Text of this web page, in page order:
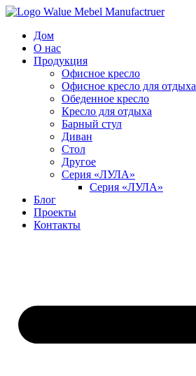
Перейти
содержимому
Дом
О нас
Продукция
Офисное кресло
Офисное кресло для отдыха
Обеденное кресло
Кресло для отдыха
Барный стул
Диван
Стол
Другое
Серия «ЛУЛА»
Серия «ЛУЛА»
Блог
Проекты
Контакты